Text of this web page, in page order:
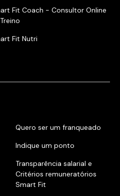
Fit Coach - Consultor Online
Fit Nutri
Quero ser um franqueado
Indique um ponto
Transparência salarial e
Critérios remuneratórios
Smart Fit